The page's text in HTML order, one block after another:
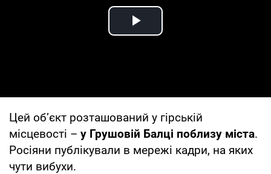
Play Video
Цей обʼєкт розташований у гірській
місцевості – у Грушовій Балці поблизу міста.
Росіяни публікували в мережі кадри, на яких
чути вибухи.